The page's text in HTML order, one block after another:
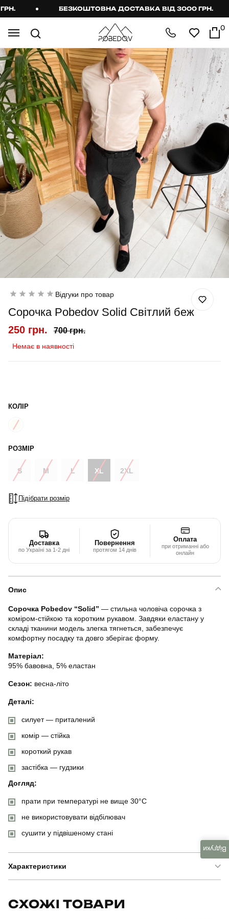
БЕЗКОШТОВНА ДОСТАВКА ВІД 3000 ГРН.
0
Відгуки про товар
Сорочка Pobedov Solid Світлий беж
250 грн. 700 грн.
Немає в наявності
КОЛІР
РОЗМІР
S M L XL 2XL
Підібрати розмір
Доставка
по Україні за 1-2 дні
Повернення
протягом 14 днів
Оплата
при отриманні або
онлайн
Опис
Сорочка Pobedov “Solid” — стильна чоловіча сорочка з
коміром-стійкою та коротким рукавом. Завдяки еластану у
складі тканини модель злегка тягнеться, забезпечує
комфортну посадку та довго зберігає форму.
Матеріал:
95% бавовна, 5% еластан
Сезон: весна-літо
Деталі:
силует — приталений
комір — стійка
короткий рукав
застібка — гудзики
Догляд:
прати при температурі не вище 30°C
не використовувати відбілювач
сушити у підвішеному стані
Характеристики
СХОЖІ ТОВАРИ
Відгуки